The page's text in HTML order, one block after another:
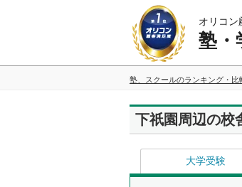
オリコン
塾・
塾、スクールのランキング・比
下祇園周辺の校
大学受験